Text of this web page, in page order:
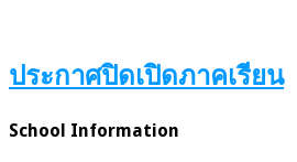
ประกาศปิดเปิดภาคเรียน
School Information